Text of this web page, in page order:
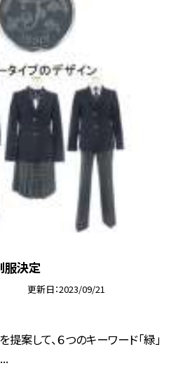
服決定
更新日 2023/09/21
案して、６つのキーワード「緑」